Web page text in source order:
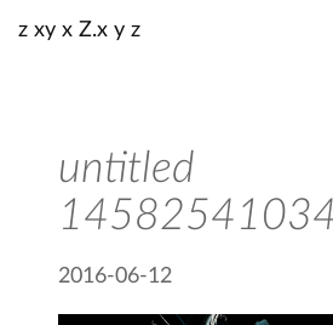
z xy x Z.x y z
untitled
2016-06-12